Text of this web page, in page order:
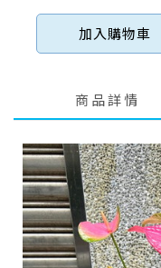
加入購物車
商品詳情